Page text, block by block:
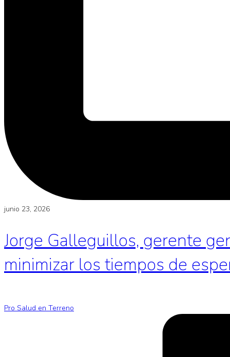
junio 23, 2026
Jorge Galleguillos, gerente
minimizar los tiempos de
Pro Salud en Terreno